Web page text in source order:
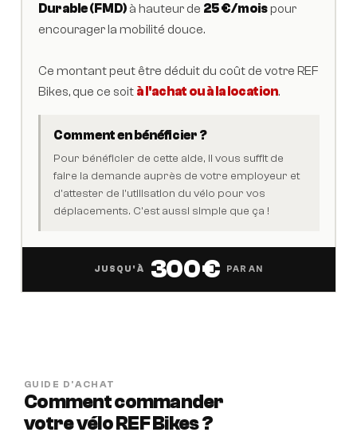
Durable (FMD)à hauteur de 25 €/moispour
encourager la mobilité douce.
Ce montant peut être déduit du coût de votre REF
Bikes, que ce soit à l'achat ou à la location.
Comment en bénéficier ?
Pour bénéficier de cette aide, il vous suffit de
faire la demande auprès de votre employeur et
d'attester de l'utilisation du vélo pour vos
déplacements. C'est aussi simple que ça !
JUSQU'À 300 € PAR AN
GUIDE D'ACHAT
Comment commander
votre vélo REF Bikes ?